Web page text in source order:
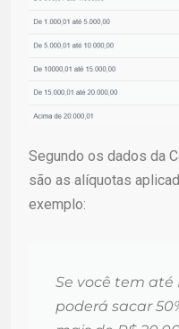
Segundo os dados da
são as alíquotas
exemplo:
Se você tem até
poderá sacar